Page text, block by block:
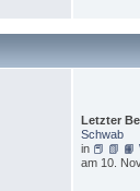
Letzter
Schwab
in 📕 📗 📙
am 10.